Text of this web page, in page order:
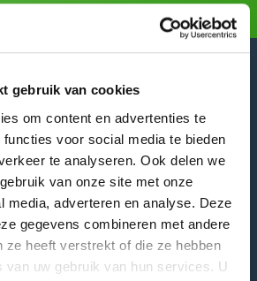
gebruik van cookies
om content en advertenties te
voor social media te bieden
te analyseren. Ook delen we
van onze site met onze
media, adverteren en analyse. Deze
gegevens combineren met andere
ze heeft verstrekt of die ze hebben
van uw gebruik van hun services. U
Headquarters
Visiting address
Langstraat 12
4196 JB Tricht | NL
T+31 345 578 100
Einfo@greefa.nl